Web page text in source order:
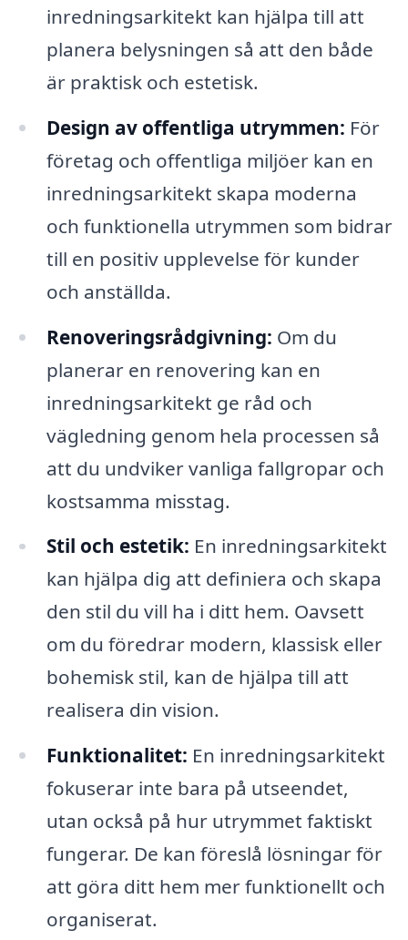
inredningsarkitekt kan hjälpa till att
planera belysningen så att den både
är praktisk och estetisk.
Design av offentliga utrymmen: För
företag och offentliga miljöer kan en
inredningsarkitekt skapa moderna
och funktionella utrymmen som bidrar
till en positiv upplevelse för kunder
och anställda.
Renoveringsrådgivning: Om du
planerar en renovering kan en
inredningsarkitekt ge råd och
vägledning genom hela processen så
att du undviker vanliga fallgropar och
kostsamma misstag.
Stil och estetik: En inredningsarkitekt
kan hjälpa dig att definiera och skapa
den stil du vill ha i ditt hem. Oavsett
om du föredrar modern, klassisk eller
bohemisk stil, kan de hjälpa till att
realisera din vision.
Funktionalitet: En inredningsarkitekt
fokuserar inte bara på utseendet,
utan också på hur utrymmet faktiskt
fungerar. De kan föreslå lösningar för
att göra ditt hem mer funktionellt och
organiserat.